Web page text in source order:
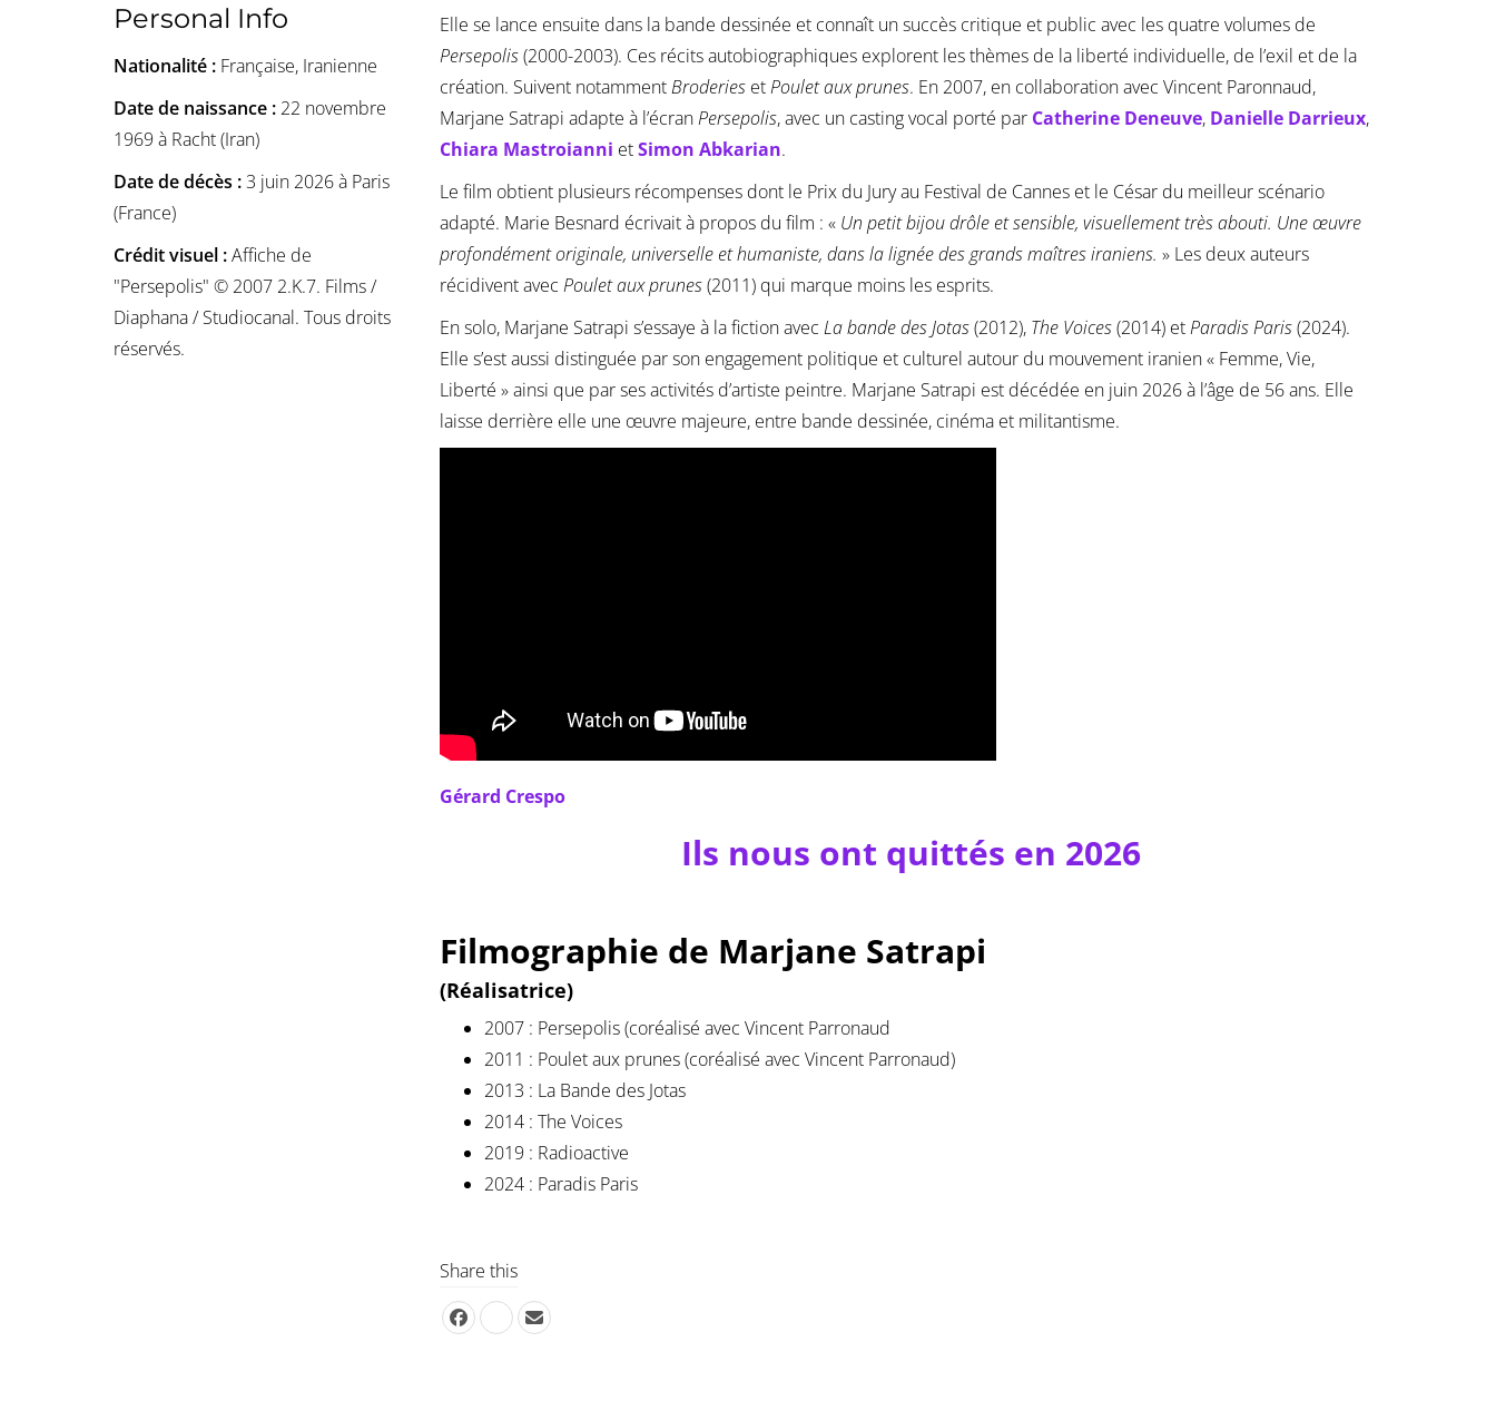
Personal Info
Nationalité : Française, Iranienne
Date de naissance : 22 novembre
1969 à Racht (Iran)
Date de décès :3 juin 2026 à Paris
(France)
Crédit visuel :Affiche de
"Persepolis" © 2007 2.K.7. Films /
Diaphana / Studiocanal. Tous droits
réservés.
Elle se lance ensuite dans la bande dessinée et connaît un succès critique et public avec les quatre volumes de
Persepolis(2000-2003). Ces récits autobiographiques explorent les thèmes de la liberté individuelle, de l’exil et de la
création. Suivent notammentBroderies etPoulet aux prunes. En 2007, en collaboration avec Vincent Paronnaud,
Marjane Satrapi adapte à l’écranPersepolis, avec un casting vocal porté par Catherine Deneuve, Danielle Darrieux,
Chiara Mastroianni etSimon Abkarian.
Le film obtient plusieurs récompenses dont le Prix du Jury au Festival de Cannes et le César du meilleur scénario
adapté. Marie Besnard écrivait à propos du film : « Un petit bijou drôle et sensible, visuellement très abouti. Une œuvre
profondément originale, universelle et humaniste, dans la lignée des grands maîtres iraniens. » Les deux auteurs
récidivent avec Poulet aux prunes(2011) qui marque moins les esprits.
En solo, Marjane Satrapi s’essaye à la fiction avec La bande des Jotas(2012), The Voices(2014) etParadis Paris(2024).
Elle s’est aussi distinguée par son engagement politique et culturel autour du mouvement iranien « Femme, Vie,
Liberté » ainsi que par ses activités d’artiste peintre. Marjane Satrapi est décédée en juin 2026 à l’âge de 56 ans. Elle
laisse derrière elle une œuvre majeure, entre bande dessinée, cinéma et militantisme.
Gérard Crespo
Ils nous ont quittés en 2026
Filmographie de Marjane Satrapi
(Réalisatrice)
2007 : Persepolis (coréalisé avec Vincent Parronaud
2011 : Poulet aux prunes (coréalisé avec Vincent Parronaud)
2013 : La Bande des Jotas
2014 : The Voices
2019 : Radioactive
2024 : Paradis Paris
Share this